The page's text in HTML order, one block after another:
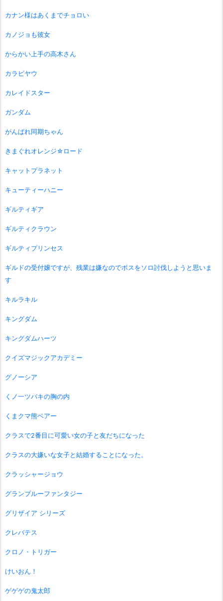
カナン様はあくまでチョロい
カノジョも彼女
からかい上手の高木さん
カラビヤウ
カレイドスター
ガンダム
がんばれ同期ちゃん
きまぐれオレンジ☆ロード
キャットプラネット
キューティーハニー
ギルティギア
ギルティクラウン
ギルティプリンセス
ギルドの受付嬢ですが、残業は嫌なのでボスをソロ討伐しようと思いま
す
キルラキル
キングダム
キングダムハーツ
クイズマジックアカデミー
グノーシア
くノ一ツバキの胸の内
くまクマ熊ベアー
クラスで2番目に可愛い女の子と友だちになった
クラスの大嫌いな女子と結婚することになった。
クラッシャージョウ
グランブルーファンタジー
グリザイア シリーズ
クレバテス
クロノ・トリガー
けいおん！
ゲゲゲの鬼太郎